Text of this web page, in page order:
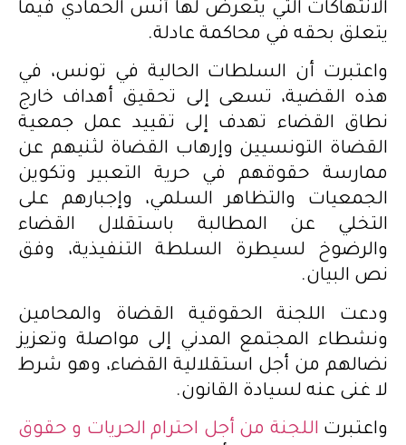
الانتهاكات التي يتعرض لها أنس الحمادي فيما
يتعلق بحقه في محاكمة عادلة.
واعتبرت أن السلطات الحالية في تونس، في
هذه القضية، تسعى إلى تحقيق أهداف خارج
نطاق القضاء تهدف إلى تقييد عمل جمعية
القضاة التونسيين وإرهاب القضاة لثنيهم عن
ممارسة حقوقهم في حرية التعبير وتكوين
الجمعيات والتظاهر السلمي، وإجبارهم على
التخلي عن المطالبة باستقلال القضاء
والرضوخ لسيطرة السلطة التنفيذية، وفق
نص البيان.
ودعت اللجنة الحقوقية القضاة والمحامين
ونشطاء المجتمع المدني إلى مواصلة وتعزيز
نضالهم من أجل استقلالية القضاء، وهو شرط
لا غنى عنه لسيادة القانون.
واعتبرت اللجنة من أجل احترام الحريات و حقوق